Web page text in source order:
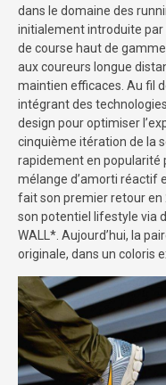
dans le domaine des
initialement introduite par
de course haut de
aux coureurs longue
maintien efficaces. Au fil
intégrant des
design pour optimiser
cinquième itération de la
rapidement en popularité
mélange d’amorti réactif
fait son premier retour en
son potentiel lifestyle via
WALL*. Aujourd’hui, la
originale, dans un coloris